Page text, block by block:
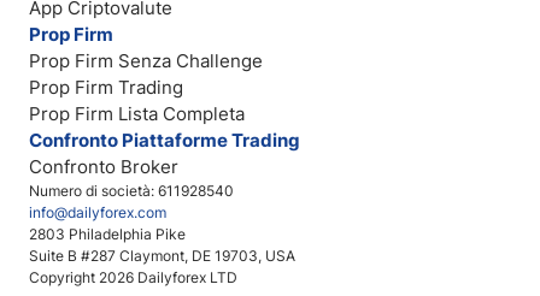
Numero di società: 611928540
info@dailyforex.com
2803 Philadelphia Pike
Suite B #287 Claymont, DE 19703, USA
Copyright 2026 Dailyforex LTD
App Criptovalute
Prop Firm
Prop Firm Senza Challenge
Prop Firm Trading
Prop Firm Lista Completa
Confronto Piattaforme Trading
Confronto Broker